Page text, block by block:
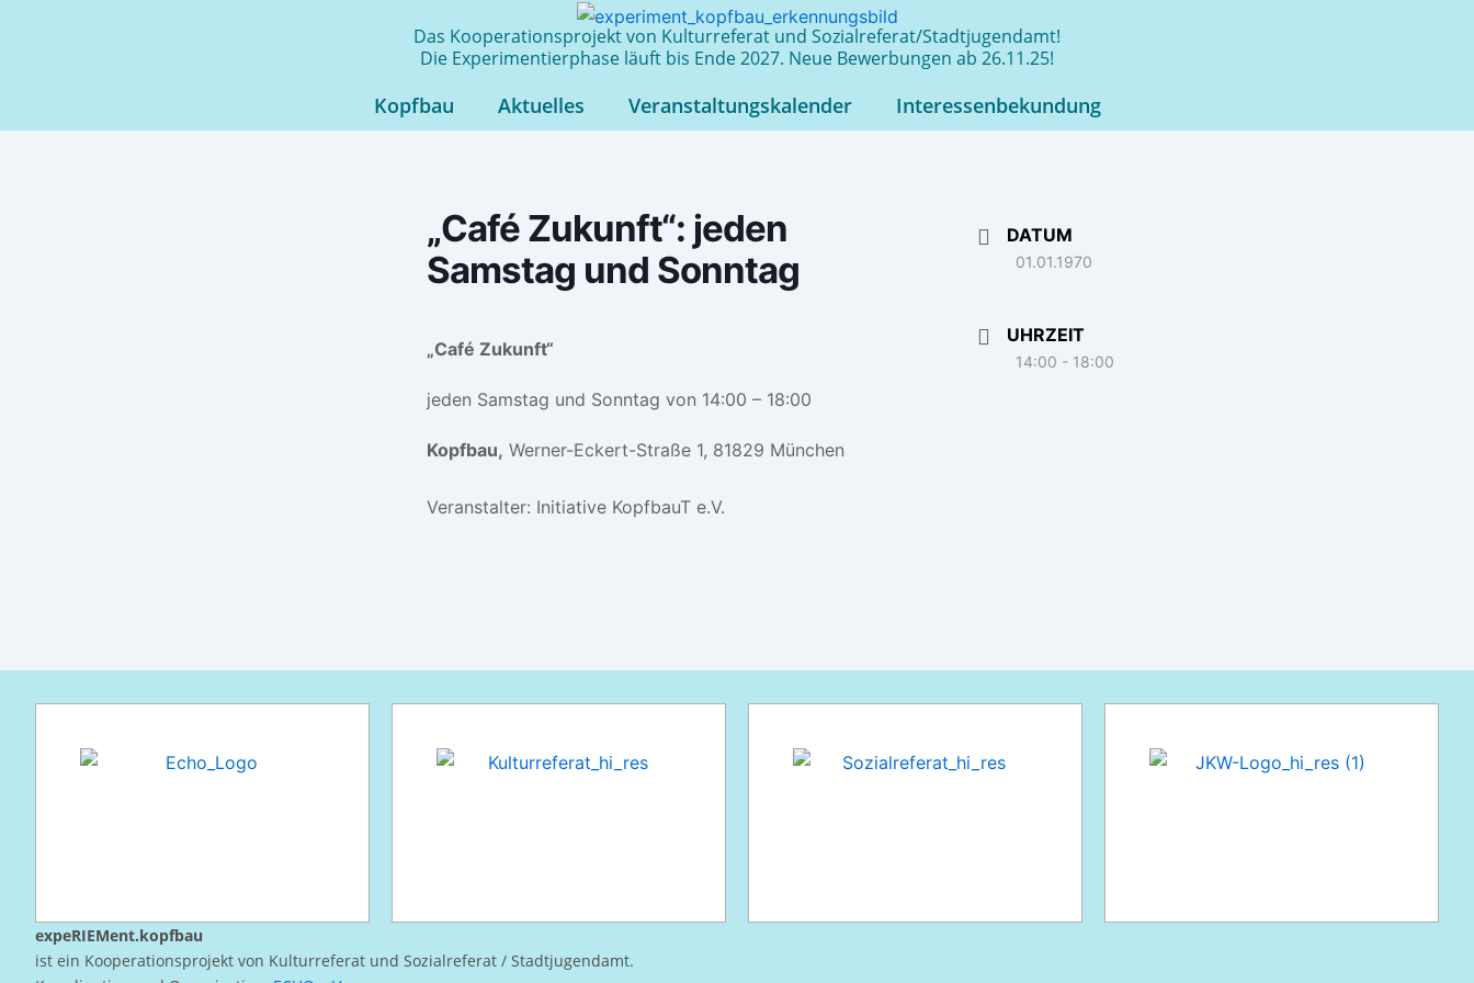
Das Kooperationsprojekt von Kulturreferat und Sozialreferat/Stadtjugendamt!
Die Experimentierphase läuft bis Ende 2027. Neue Bewerbungen ab 26.11.25!
Kopfbau Aktuelles Veranstaltungskalender Interessenbekundung
„Café Zukunft“: jeden
Samstag und Sonntag
„Café Zukunft“
jeden Samstag und Sonntag von 14:00 – 18:00
Kopfbau, Werner-Eckert-Straße 1, 81829 München
Veranstalter: Initiative KopfbauT e.V.
DATUM
01.01.1970
UHRZEIT
14:00 - 18:00
expeRIEMent.kopfbau
ist ein Kooperationsprojekt von Kulturreferat und Sozialreferat / Stadtjugendamt.